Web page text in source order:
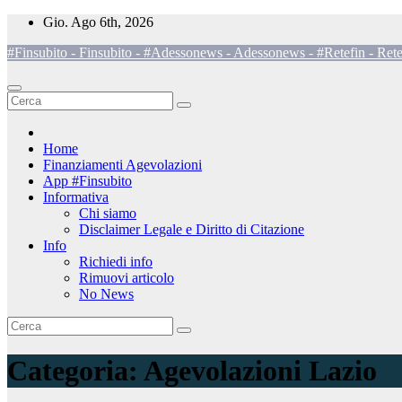
Salta
contenuto
Gio. Ago 6th, 2026
#Finsubito - Finsubito - #Adessonews - Adessonews - #Retefin -
Home
Finanziamenti Agevolazioni
App #Finsubito
Informativa
Chi siamo
Disclaimer Legale e Diritto di Citazione
Info
Richiedi info
Rimuovi articolo
No News
Categoria: Agevolazioni Lazio